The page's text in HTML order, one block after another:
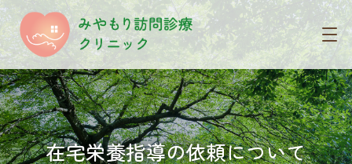
在宅栄養指導の依頼について